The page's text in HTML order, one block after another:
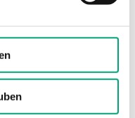
gesetzt
wie der
mit dem
180
Tage